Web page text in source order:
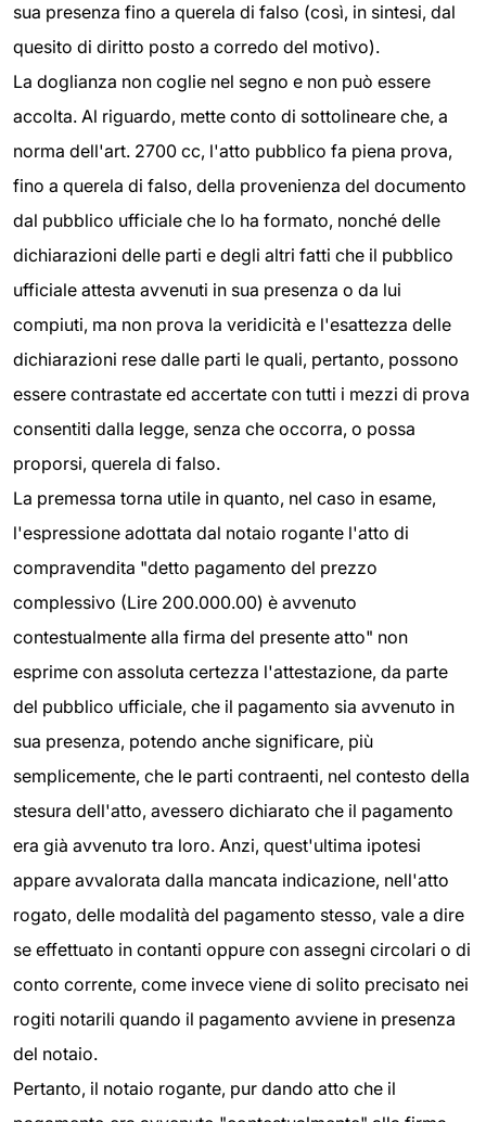
sua presenza fino a querela di falso (così, in sintesi, dal
quesito di diritto posto a corredo del motivo).
La doglianza non coglie nel segno e non può essere
accolta. Al riguardo, mette conto di sottolineare che, a
norma dell'art. 2700 cc, l'atto pubblico fa piena prova,
fino a querela di falso, della provenienza del documento
dal pubblico ufficiale che lo ha formato, nonché delle
dichiarazioni delle parti e degli altri fatti che il pubblico
ufficiale attesta avvenuti in sua presenza o da lui
compiuti, ma non prova la veridicità e l'esattezza delle
dichiarazioni rese dalle parti le quali, pertanto, possono
essere contrastate ed accertate con tutti i mezzi di prova
consentiti dalla legge, senza che occorra, o possa
proporsi, querela di falso.
La premessa torna utile in quanto, nel caso in esame,
l'espressione adottata dal notaio rogante l'atto di
compravendita "detto pagamento del prezzo
complessivo (Lire 200.000.00) è avvenuto
contestualmente alla firma del presente atto" non
esprime con assoluta certezza l'attestazione, da parte
del pubblico ufficiale, che il pagamento sia avvenuto in
sua presenza, potendo anche significare, più
semplicemente, che le parti contraenti, nel contesto della
stesura dell'atto, avessero dichiarato che il pagamento
era già avvenuto tra loro. Anzi, quest'ultima ipotesi
appare avvalorata dalla mancata indicazione, nell'atto
rogato, delle modalità del pagamento stesso, vale a dire
se effettuato in contanti oppure con assegni circolari o di
conto corrente, come invece viene di solito precisato nei
rogiti notarili quando il pagamento avviene in presenza
del notaio.
Pertanto, il notaio rogante, pur dando atto che il